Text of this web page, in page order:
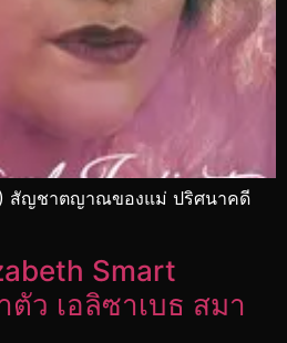
สัญชาตญาณของแม่ ปริศนาคดี
Smart
ว เอลิซาเบธ สมา